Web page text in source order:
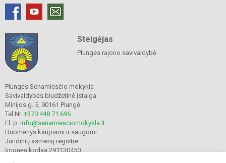
Steigėjas
Plungės rajono savivaldybė
Plungės Senamiesčio mokykla
Savivaldybės biudžetinė įstaiga
Minijos g. 5, 90161 Plungė
Tel.Nr. +370 448 71 696
El. p. info@senamiesciomokykla.lt
Duomenys kaupiami ir saugomi
Juridinių asmenų registre
Įmonės kodas 291130450